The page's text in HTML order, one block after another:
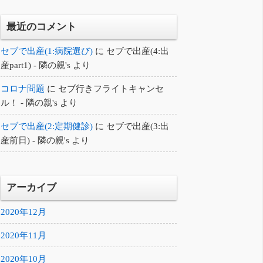
最近のコメント
セブで出産(1:病院選び) に セブで出産(4:出
産part1) - 隣の親's より
コロナ問題 に セブ行きフライトキャンセ
ル！ - 隣の親's より
セブで出産(2:定期健診) に セブで出産(3:出
産前日) - 隣の親's より
アーカイブ
2020年12月
2020年11月
2020年10月